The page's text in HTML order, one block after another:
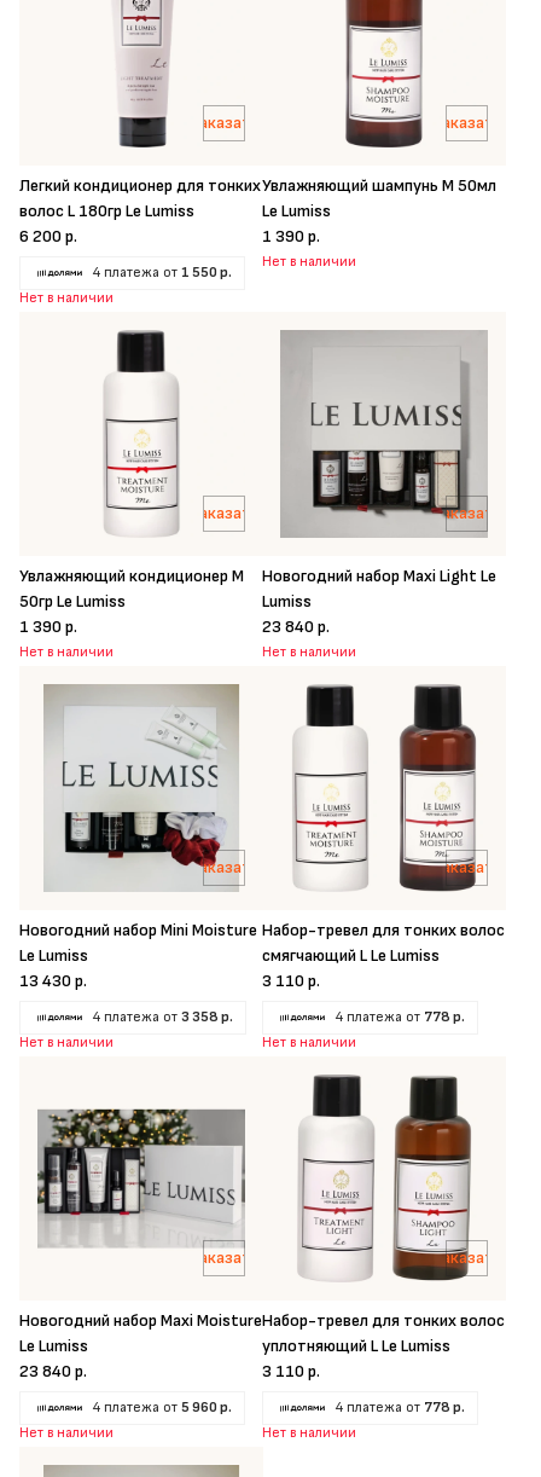
Заказать
Легкий кондиционер для тонких
волос L 180гр Le Lumiss
6 200 р.
4 платежа от 1 550 р.
Нет в наличии
Заказать
Увлажняющий шампунь M 50мл
Le Lumiss
1 390 р.
Нет в наличии
Заказать
Увлажняющий кондиционер M
50гр Le Lumiss
1 390 р.
Нет в наличии
Заказать
Новогодний набор Maxi Light Le
Lumiss
23 840 р.
Нет в наличии
Заказать
Новогодний набор Mini Moisture
Le Lumiss
13 430 р.
4 платежа от 3 358 р.
Нет в наличии
Заказать
Набор-тревел для тонких волос
смягчающий L Le Lumiss
3 110 р.
4 платежа от 778 р.
Нет в наличии
Заказать
Новогодний набор Maxi Moisture
Le Lumiss
23 840 р.
4 платежа от 5 960 р.
Нет в наличии
Заказать
Набор-тревел для тонких волос
уплотняющий L Le Lumiss
3 110 р.
4 платежа от 778 р.
Нет в наличии